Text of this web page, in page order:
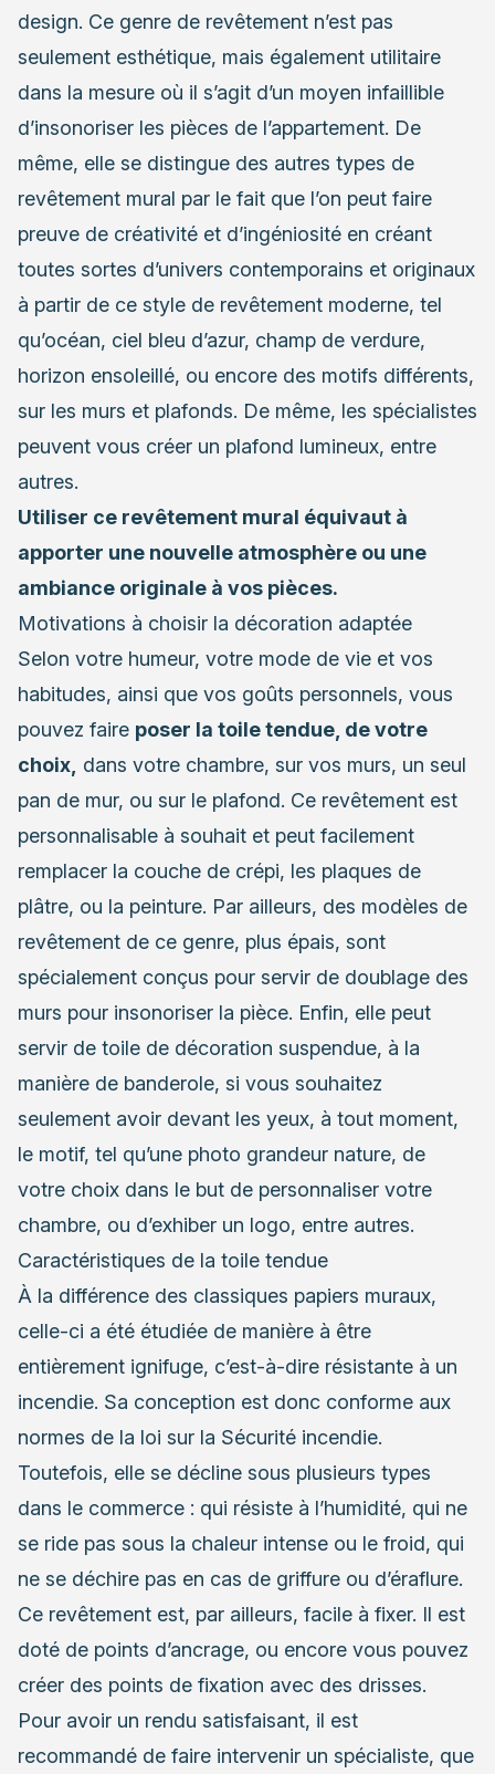
design. Ce genre de revêtement n’est pas
seulement esthétique, mais également utilitaire
dans la mesure où il s’agit d’un moyen infaillible
d’insonoriser les pièces de l’appartement. De
même, elle se distingue des autres types de
revêtement mural par le fait que l’on peut faire
preuve de créativité et d’ingéniosité en créant
toutes sortes d’univers contemporains et originaux
à partir de ce style de revêtement moderne, tel
qu’océan, ciel bleu d’azur, champ de verdure,
horizon ensoleillé, ou encore des motifs différents,
sur les murs et plafonds. De même, les spécialistes
peuvent vous créer un plafond lumineux, entre
autres.
Utiliser ce revêtement mural équivaut à
apporter une nouvelle atmosphère ou une
ambiance originale à vos pièces.
Motivations à choisir la décoration adaptée
Selon votre humeur, votre mode de vie et vos
habitudes, ainsi que vos goûts personnels, vous
pouvez faire poser la toile tendue, de votre
choix, dans votre chambre, sur vos murs, un seul
pan de mur, ou sur le plafond. Ce revêtement est
personnalisable à souhait et peut facilement
remplacer la couche de crépi, les plaques de
plâtre, ou la peinture. Par ailleurs, des modèles de
revêtement de ce genre, plus épais, sont
spécialement conçus pour servir de doublage des
murs pour insonoriser la pièce. Enfin, elle peut
servir de toile de décoration suspendue, à la
manière de banderole, si vous souhaitez
seulement avoir devant les yeux, à tout moment,
le motif, tel qu’une photo grandeur nature, de
votre choix dans le but de personnaliser votre
chambre, ou d’exhiber un logo, entre autres.
Caractéristiques de la toile tendue
À la différence des classiques papiers muraux,
celle-ci a été étudiée de manière à être
entièrement ignifuge, c’est-à-dire résistante à un
incendie. Sa conception est donc conforme aux
normes de la loi sur la Sécurité incendie.
Toutefois, elle se décline sous plusieurs types
dans le commerce : qui résiste à l’humidité, qui ne
se ride pas sous la chaleur intense ou le froid, qui
ne se déchire pas en cas de griffure ou d’éraflure.
Ce revêtement est, par ailleurs, facile à fixer. Il est
doté de points d’ancrage, ou encore vous pouvez
créer des points de fixation avec des drisses.
Pour avoir un rendu satisfaisant, il est
recommandé de faire intervenir un spécialiste, que